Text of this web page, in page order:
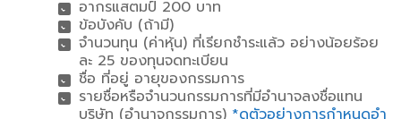
อากรแสตมป์ 200 บาท
ข้อบังคับ (ถ้ามี)
จํานวนทุน (ค่าหุ้น) ที่เรียกชําระแล้ว อย่างน้อยร้อย
ละ 25 ของทุนจดทะเบียน
ชื่อ ที่อยู่ อายุของกรรมการ
รายชื่อหรือจํานวนกรรมการที่มีอํานาจลงชื่อแทน
บริษัท (อํานาจกรรมการ) *ดูตัวอย่างการกําหนดอํา